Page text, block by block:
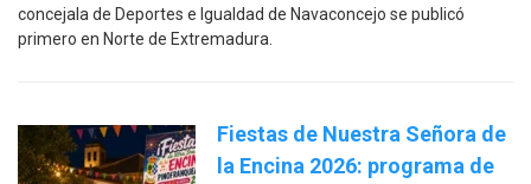
concejala de Deportes e Igualdad de Navaconcejo se publicó
primero en Norte de Extremadura.
Fiestas de Nuestra Señora de
la Encina 2026: programa de